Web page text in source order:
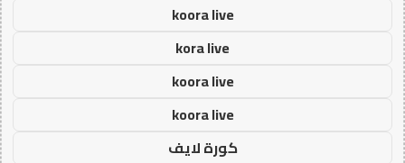
koora live
kora live
koora live
koora live
كورة لايف